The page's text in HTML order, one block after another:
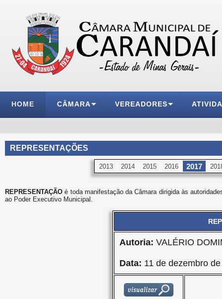
HOME CÂMARA VEREADORES
REPRESENTAÇÕES
2013 2014 2015 2016 2017
REPRESENTAÇÃO é toda manifestação da Câmara dirigida às
ao Poder Executivo Municipal.
Autoria: VALÉRIO
Data: 11 de dezembro